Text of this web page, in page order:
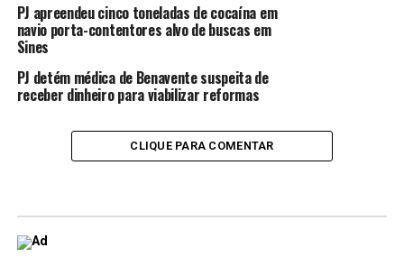
PJ apreendeu cinco toneladas de cocaína em
navio porta-contentores alvo de buscas em
Sines
PJ detém médica de Benavente suspeita de
receber dinheiro para viabilizar reformas
CLIQUE PARA COMENTAR